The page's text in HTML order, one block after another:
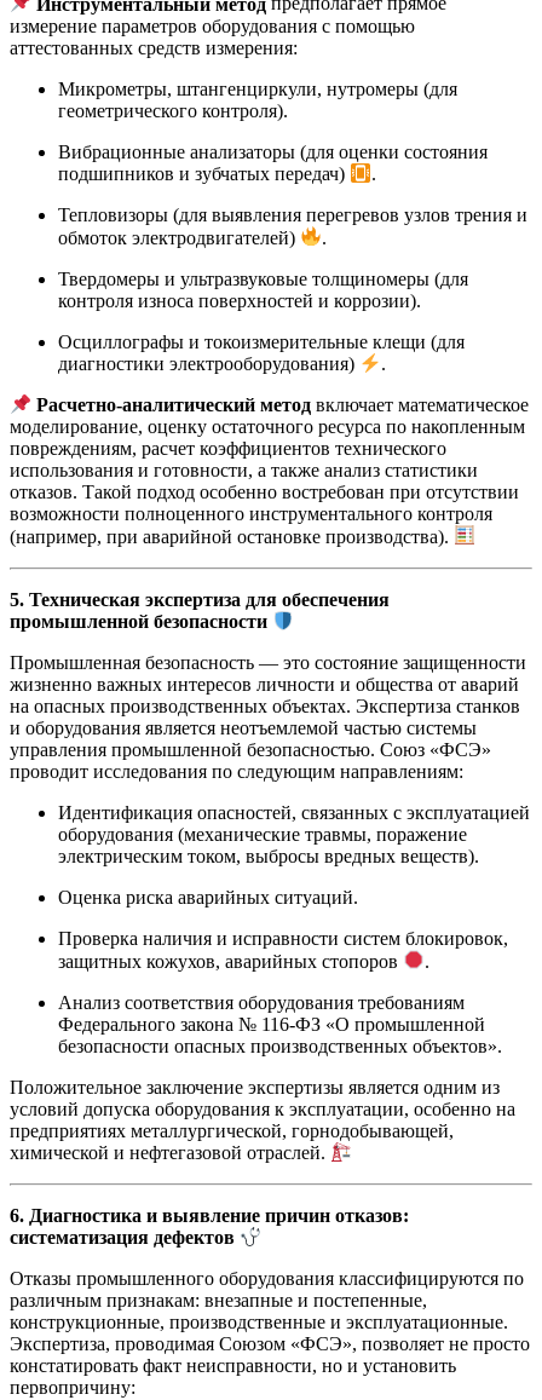
измерение параметров оборудования с помощью
аттестованных средств измерения:
Микрометры, штангенциркули, нутромеры (для
геометрического контроля).
Вибрационные анализаторы (для оценки состояния
подшипников и зубчатых передач)
.
Тепловизоры (для выявления перегревов узлов трения и
обмоток электродвигателей)
.
Твердомеры и ультразвуковые толщиномеры (для
контроля износа поверхностей и коррозии).
Осциллографы и токоизмерительные клещи (для
диагностики электрооборудования)
.
Расчетно-аналитический метод включает математическое
моделирование, оценку остаточного ресурса по накопленным
повреждениям, расчет коэффициентов технического
использования и готовности, а также анализ статистики
отказов. Такой подход особенно востребован при отсутствии
возможности полноценного инструментального контроля
(например, при аварийной остановке производства).
5. Техническая экспертиза для обеспечения
промышленной безопасности
Промышленная безопасность — это состояние защищенности
жизненно важных интересов личности и общества от аварий
на опасных производственных объектах. Экспертиза станков
и оборудования является неотъемлемой частью системы
управления промышленной безопасностью. Союз «ФСЭ»
проводит исследования по следующим направлениям:
Идентификация опасностей, связанных с эксплуатацией
оборудования (механические травмы, поражение
электрическим током, выбросы вредных веществ).
Оценка риска аварийных ситуаций.
Проверка наличия и исправности систем блокировок,
защитных кожухов, аварийных стопоров
.
Анализ соответствия оборудования требованиям
Федерального закона № 116-ФЗ «О промышленной
безопасности опасных производственных объектов».
Положительное заключение экспертизы является одним из
условий допуска оборудования к эксплуатации, особенно на
предприятиях металлургической, горнодобывающей,
химической и нефтегазовой отраслей.
6. Диагностика и выявление причин отказов:
систематизация дефектов
Отказы промышленного оборудования классифицируются по
различным признакам: внезапные и постепенные,
конструкционные, производственные и эксплуатационные.
Экспертиза, проводимая Союзом «ФСЭ», позволяет не просто
констатировать факт неисправности, но и установить
первопричину: